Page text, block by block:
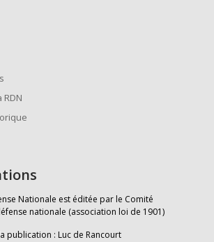
Nationale est éditée par le Comité
nationale (association loi de 1901)
publication : Luc de Rancourt